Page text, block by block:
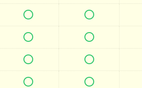
 
 
 
 